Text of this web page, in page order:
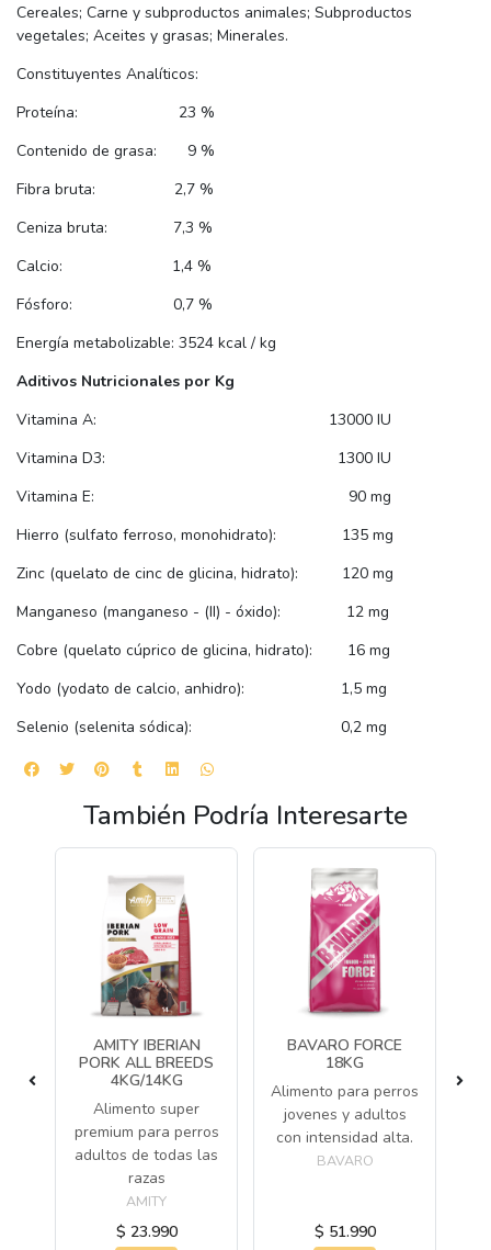
Cereales; Carne y subproductos animales; Subproductos
vegetales; Aceites y grasas; Minerales.
Constituyentes Analíticos:
Proteína: 23 %
Contenido de grasa: 9 %
Fibra bruta: 2,7 %
Ceniza bruta: 7,3 %
Calcio: 1,4 %
Fósforo: 0,7 %
Energía metabolizable: 3524 kcal / kg
Aditivos Nutricionales por Kg
Vitamina A: 13000 IU
Vitamina D3: 1300 IU
Vitamina E: 90 mg
Hierro (sulfato ferroso, monohidrato): 135 mg
Zinc (quelato de cinc de glicina, hidrato): 120 mg
Manganeso (manganeso - (II) - óxido): 12 mg
Cobre (quelato cúprico de glicina, hidrato): 16 mg
Yodo (yodato de calcio, anhidro): 1,5 mg
Selenio (selenita sódica): 0,2 mg
También Podría Interesarte
AMITY IBERIAN
PORK ALL BREEDS
4KG/14KG
Alimento super
premium para perros
adultos de todas las
razas
AMITY
$ 23.990
BAVARO FORCE
18KG
Alimento para perros
jovenes y adultos
con intensidad alta.
BAVARO
$ 51.990